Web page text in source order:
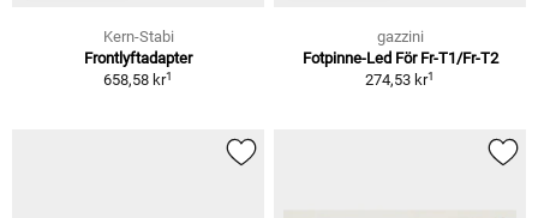
Kern-Stabi
Frontlyftadapter
658,58 kr1
gazzini
Fotpinne-Led För Fr-T1/Fr-T2
274,53 kr1